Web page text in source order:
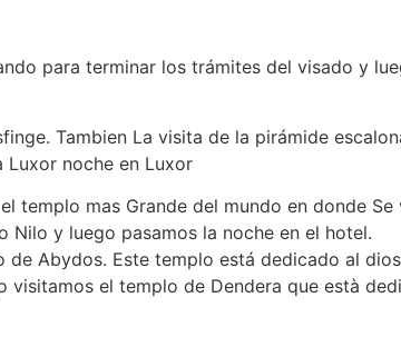
para terminar los trámites del visado y
Tambien La visita de la pirámide
Luxor noche en Luxor
mas Grande del mundo en donde
Nilo y luego pasamos la noche en el hotel.
Abydos. Este templo está dedicado al
el templo de Dendera que està